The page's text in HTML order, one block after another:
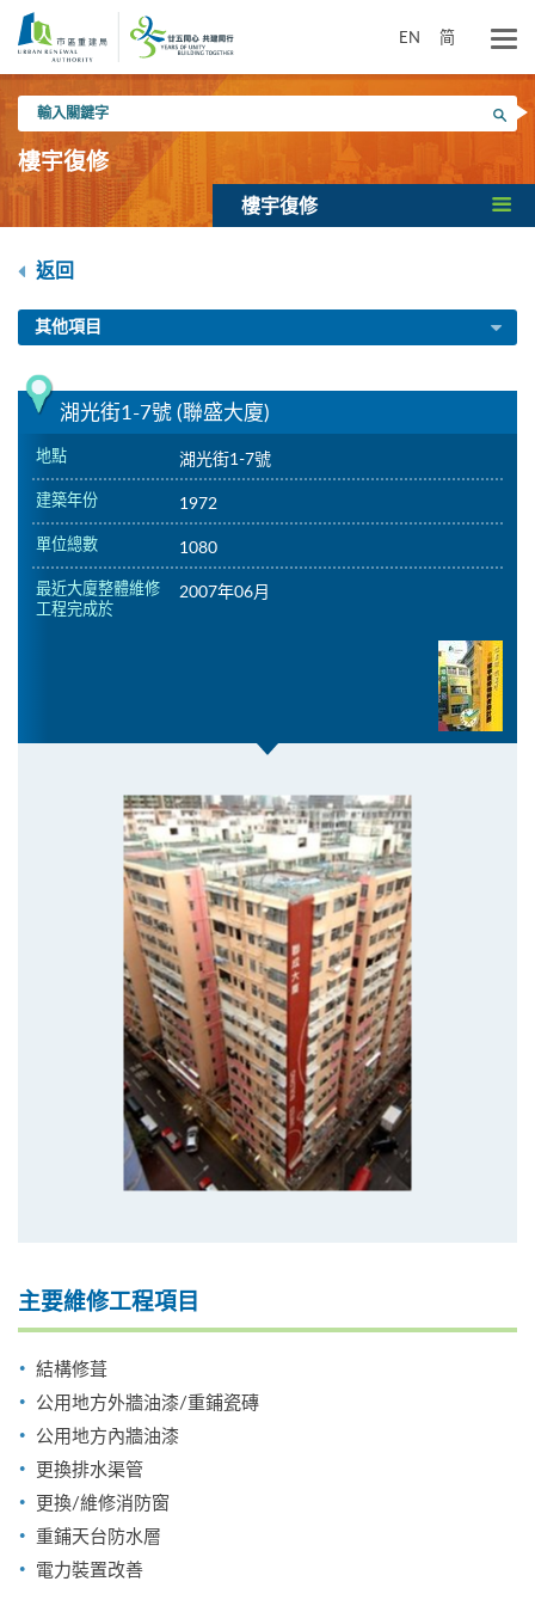
內
EN 简
入
關
鍵
搜尋
樓宇復修
樓宇復修
返回
其他項目
湖光街1-7號 (聯盛大廈)
地點 湖光街1-7號
建築年份 1972
單位總數 1080
最近大廈整體維修
工程完成於
2007年06月
主要維修工程項目
結構修葺
公用地方外牆油漆/重鋪瓷磚
公用地方內牆油漆
更換排水渠管
更換/維修消防窗
重鋪天台防水層
電力裝置改善